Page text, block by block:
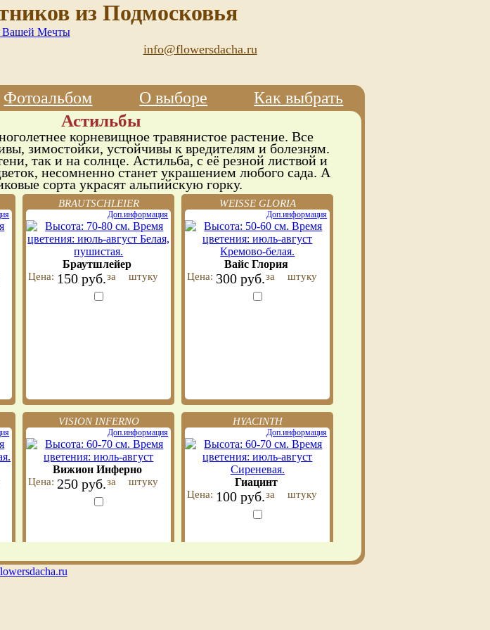
из Подмосковья
info@flowersdacha.ru
Фотоальбом О выборе Как выбрать
Астильбы
корневищное травянистое растение. Все
зимостойки, устойчивы к вредителям и болезням.
так и на солнце. Астильба, с её резной листвой и
несомненно станет украшением любого сада. А
сорта украсят альпийскую горку.
BRAUTSCHLEIER
Доп.информация
Браутшлейер
Цена: 150 руб.за штуку
WEISSE GLORIA
Доп.информация
Вайс Глория
Цена: 300 руб.за штуку
VISION INFERNO
Доп.информация
Вижион Инферно
Цена: 250 руб.за штуку
HYACINTH
Доп.информация
Гиацинт
Цена: 100 руб.за штуку